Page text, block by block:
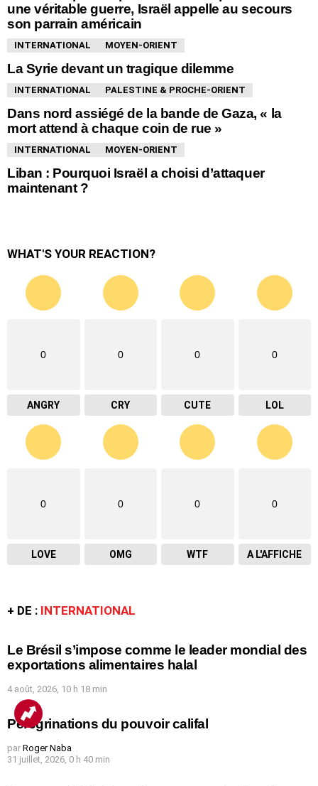
une véritable guerre, Israël appelle au secours
son parrain américain
INTERNATIONAL MOYEN-ORIENT
La Syrie devant un tragique dilemme
INTERNATIONAL PALESTINE & PROCHE-ORIENT
Dans nord assiégé de la bande de Gaza, « la
mort attend à chaque coin de rue »
INTERNATIONAL MOYEN-ORIENT
Liban : Pourquoi Israël a choisi d’attaquer
maintenant ?
WHAT'S YOUR REACTION?
0
ANGRY
0
CRY
0
CUTE
0
LOL
0
LOVE
0
OMG
0
WTF
0
A L'AFFICHE
+ DE : INTERNATIONAL
Le Brésil s’impose comme le leader mondial des
exportations alimentaires halal
4 août, 2026, 10 h 18 min
Pérégrinations du pouvoir califal
par Roger Naba
31 juillet, 2026, 0 h 40 min